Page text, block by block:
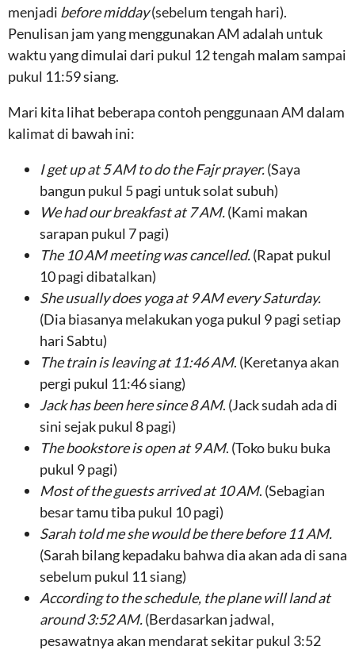
menjadi before midday(sebelum tengah hari).
Penulisan jam yang menggunakan AM adalah untuk
waktu yang dimulai dari pukul 12 tengah malam sampai
pukul 11:59 siang.
Mari kita lihat beberapa contoh penggunaan AM dalam
kalimat di bawah ini:
I get up at 5 AM to do the Fajr prayer.(Saya
bangun pukul 5 pagi untuk solat subuh)
We had our breakfast at 7 AM.(Kami makan
sarapan pukul 7 pagi)
The 10 AM meeting was cancelled.(Rapat pukul
10 pagi dibatalkan)
She usually does yoga at 9 AM every Saturday.
(Dia biasanya melakukan yoga pukul 9 pagi setiap
hari Sabtu)
The train is leaving at 11:46 AM. (Keretanya akan
pergi pukul 11:46 siang)
Jack has been here since 8 AM. (Jack sudah ada di
sini sejak pukul 8 pagi)
The bookstore is open at 9 AM. (Toko buku buka
pukul 9 pagi)
Most of the guests arrived at 10 AM. (Sebagian
besar tamu tiba pukul 10 pagi)
Sarah told me she would be there before 11 AM.
(Sarah bilang kepadaku bahwa dia akan ada di sana
sebelum pukul 11 siang)
According to the schedule, the plane will land at
around 3:52 AM.(Berdasarkan jadwal,
pesawatnya akan mendarat sekitar pukul 3:52